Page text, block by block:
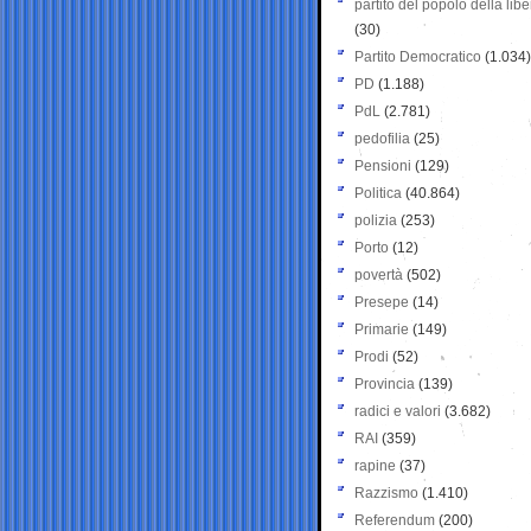
partito del popolo della
(30)
Partito Democratico (1.034)
PD (1.188)
PdL (2.781)
pedofilia (25)
Pensioni (129)
Politica (40.864)
polizia (253)
Porto (12)
povertà (502)
Presepe (14)
Primarie (149)
Prodi (52)
Provincia (139)
radici e valori (3.682)
RAI (359)
rapine (37)
Razzismo (1.410)
Referendum (200)